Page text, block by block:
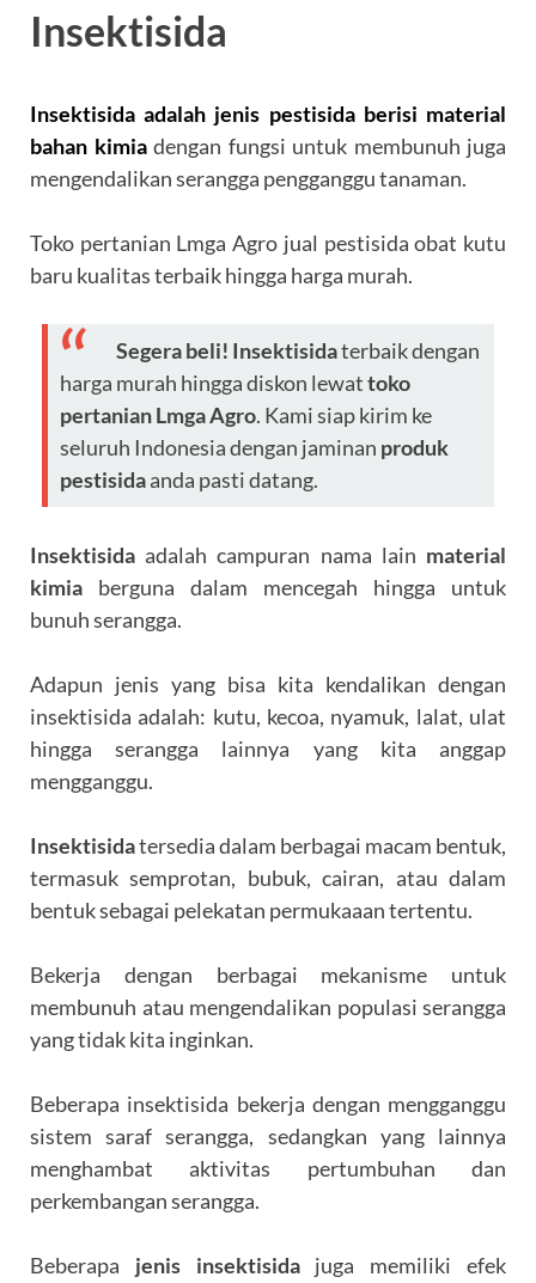
Insektisida
Insektisida adalah jenis pestisida berisi material
bahan kimiadengan fungsi untuk membunuh juga
mengendalikan serangga pengganggu tanaman.
Toko pertanian Lmga Agro jual pestisida obat kutu
baru kualitas terbaik hingga harga murah.
Segera beli! Insektisidaterbaik dengan
harga murah hingga diskon lewattoko
pertanian Lmga Agro. Kami siap kirim ke
seluruh Indonesia dengan jaminan produk
pestisidaanda pasti datang.
Insektisida adalah campuran nama lain material
kimia berguna dalam mencegah hingga untuk
bunuh serangga.
Adapun jenis yang bisa kita kendalikan dengan
insektisida adalah: kutu, kecoa, nyamuk, lalat, ulat
hingga serangga lainnya yang kita anggap
mengganggu.
Insektisidatersedia dalam berbagai macam bentuk,
termasuk semprotan, bubuk, cairan, atau dalam
bentuk sebagai pelekatan permukaaan tertentu.
Bekerja dengan berbagai mekanisme untuk
membunuh atau mengendalikan populasi serangga
yang tidak kita inginkan.
Beberapa insektisida bekerja dengan mengganggu
sistem saraf serangga, sedangkan yang lainnya
menghambat aktivitas pertumbuhan dan
perkembangan serangga.
Beberapa jenis insektisidajuga memiliki efek